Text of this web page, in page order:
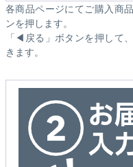
各商品ページにてご購入商
ンを押します。
「◀戻る」ボタンを押して
きます。